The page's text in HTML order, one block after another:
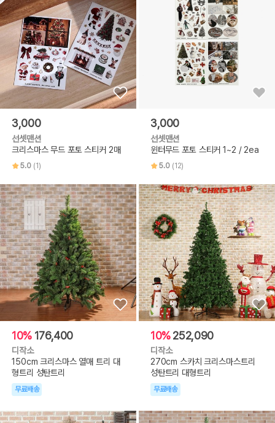
3,000
선셋맨션
크리스마스 무드 포토 스티커 2매
5.0 (1)
3,000
선셋맨션
윈터무드 포토 스티커 1~2 / 2ea
5.0 (12)
10% 176,400
디작소
150cm 크리스마스 열매 트리 대
형트리 성탄트리
무료배송
10%252,090
디작소
270cm 스카치 크리스마스트리
성탄트리 대형트리
무료배송